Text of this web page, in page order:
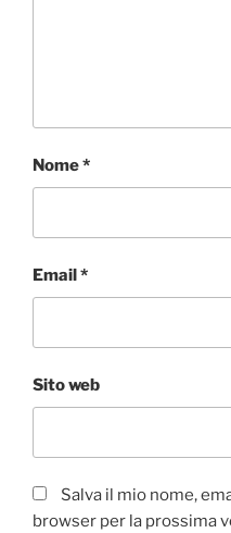
Nome*
Email*
Sito web
Salva il mio nome,
browser per la prossima